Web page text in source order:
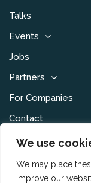
We use
We may place
improve our
Talks
Events
Jobs
Partners
For Companies
Contact
Disclaimer &